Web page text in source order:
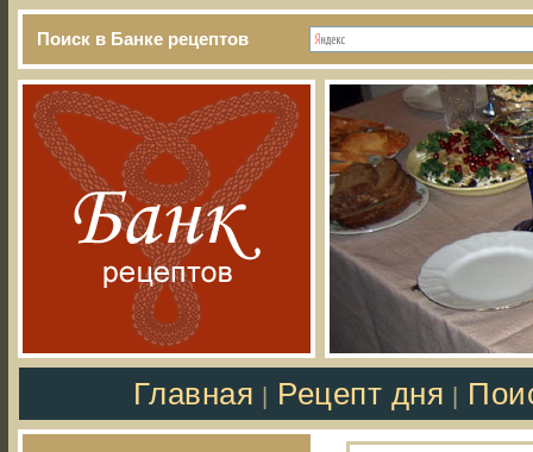
Поиск в Банке рецептов
Главная Рецепт дня